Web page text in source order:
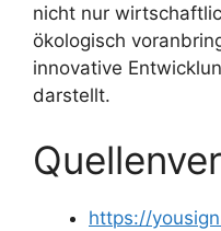
nicht nur
ökologisch
innovative
darstellt.
https://